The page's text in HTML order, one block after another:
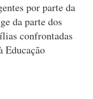
por parte da
da parte dos
confrontadas
Educação